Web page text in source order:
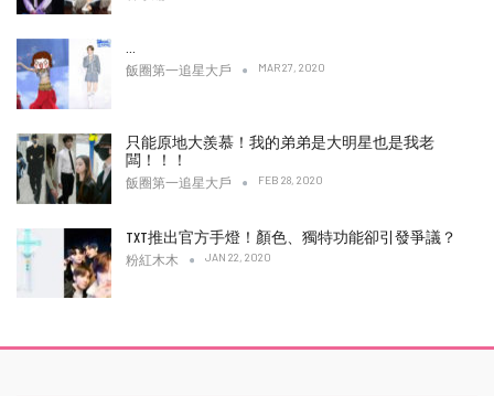
…
飯圈第一追星大戶 MAR 27, 2020
只能原地大羨慕！我的弟弟是大明星也是我老
闆！！！
飯圈第一追星大戶 FEB 28, 2020
TXT推出官方手燈！顏色、獨特功能卻引發爭議？
粉紅木木 JAN 22, 2020